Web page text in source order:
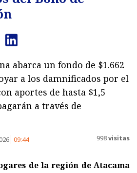
abarca un fondo de $1.662
a los damnificados por el
aportes de hasta $1,5
a través de
09:44 998visitas
de la región de Atacama